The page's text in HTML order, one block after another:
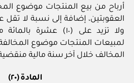
أرباح من بيع المنتجات موضوع
ولا تزيد على (١٠) عشرة
لمبيعات المنتجات موضوع
المخالف خلال آخر سنة مالية
المادة (٢٠)